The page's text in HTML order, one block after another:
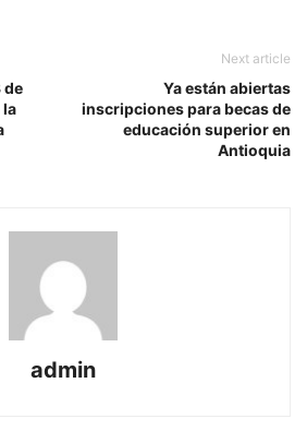
de
la
Next article
Ya están abiertas
inscripciones para becas de
educación superior en
Antioquia
admin